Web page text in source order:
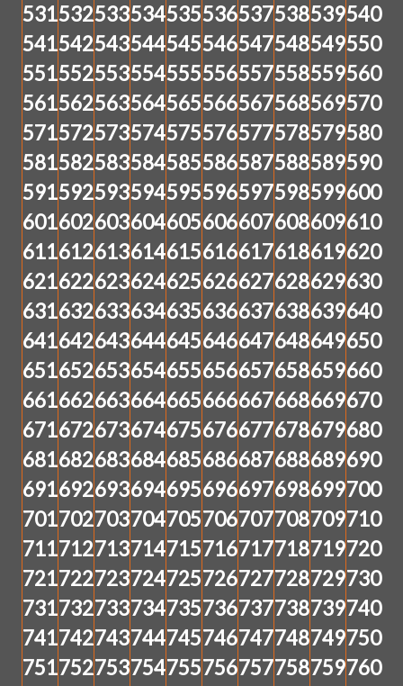
531532533534535536537538539540
541542543544545546547548549550
551552553554555556557558559560
561562563564565566567568569570
571572573574575576577578579580
581582583584585586587588589590
591592593594595596597598599600
601602603604605606607608609610
611612613614615616617618619620
621622623624625626627628629630
631632633634635636637638639640
641642643644645646647648649650
651652653654655656657658659660
661662663664665666667668669670
671672673674675676677678679680
681682683684685686687688689690
691692693694695696697698699700
701702703704705706707708709710
711712713714715716717718719720
721722723724725726727728729730
731732733734735736737738739740
741742743744745746747748749750
751752753754755756757758759760